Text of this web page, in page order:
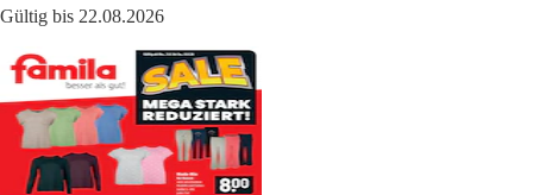
Gültig bis 22.08.2026